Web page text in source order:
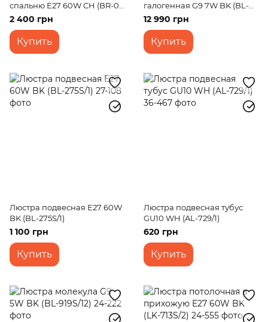
спальню E27 60W CH (BR-01
431S/1)
2 400 грн
Купить
галогенная G9 7W BK (BL-
913S/16)
12 990 грн
Купить
Люстра подвесная Е27 60W
BK (BL-275S/1)
1 100 грн
Купить
Люстра подвесная тубус
GU10 WH (AL-729/1)
620 грн
Купить